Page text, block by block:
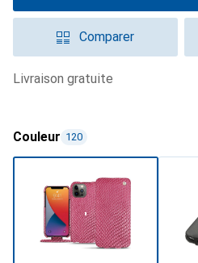
Comparer
livraison gratuite
Couleur 120